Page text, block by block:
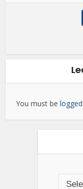
You must be